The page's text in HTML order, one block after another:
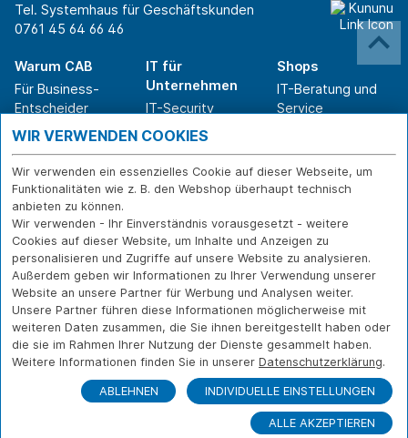
Tel. Systemhaus für Geschäftskunden
0761 45 64 66 46
Warum CAB
Für Business-
Entscheider
Für IT-Leiter
Für Privatkunden
Erfolgsgeschichte
n
Branchen
IT für
Unternehmen
IT-Security
IT-Infrastruktur
IT-Service
Softwarelösungen
WLAN-Lösungen
Shops
IT-Beratung und
Service
Versand- und
Zahlarten
Widerruf
Über CAB
Karriere
Sponsoring
Partner
News
Kontakt
IMPRESSUM
DATENSCHUTZ
FERNWARTUNG
© Copyright CAB IT-SYSTEMHAUS GmbH
WIR VERWENDEN COOKIES
Wir verwenden ein essenzielles Cookie auf dieser Webseite, um
Funktionalitäten wie z. B. den Webshop überhaupt technisch
anbieten zu können.
Wir verwenden - Ihr Einverständnis vorausgesetzt - weitere
Cookies auf dieser Website, um Inhalte und Anzeigen zu
personalisieren und Zugriffe auf unsere Website zu analysieren.
Außerdem geben wir Informationen zu Ihrer Verwendung unserer
Website an unsere Partner für Werbung und Analysen weiter.
Unsere Partner führen diese Informationen möglicherweise mit
weiteren Daten zusammen, die Sie ihnen bereitgestellt haben oder
die sie im Rahmen Ihrer Nutzung der Dienste gesammelt haben.
Weitere Informationen finden Sie in unserer Datenschutzerklärung.
ABLEHNEN INDIVIDUELLE EINSTELLUNGEN
ALLE AKZEPTIEREN